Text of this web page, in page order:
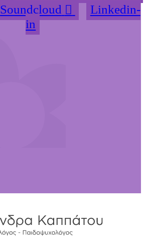
Soundcloud
Linkedin-
in